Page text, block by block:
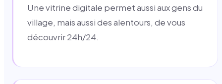
Une vitrine digitale permet aussi aux gens du
village, mais aussi des alentours, de vous
découvrir 24h/24.